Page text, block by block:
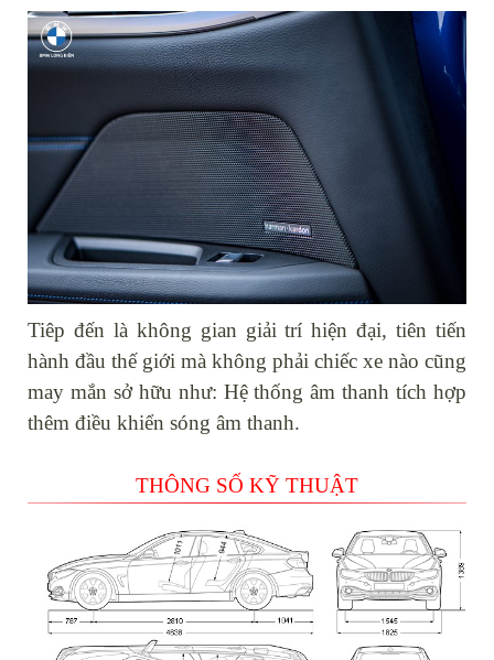
Tiêp đến là không gian giải trí hiện đại, tiên tiến
hành đầu thế giới mà không phải chiếc xe nào cũng
may mắn sở hữu như: Hệ thống âm thanh tích hợp
thêm điều khiển sóng âm thanh.
THÔNG SỐ KỸ THUẬT